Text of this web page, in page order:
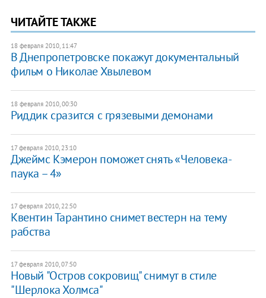
ЧИТАЙТЕ ТАКЖЕ
18 февраля 2010, 11:47
В Днепропетровске покажут документальный
фильм о Николае Хвылевом
18 февраля 2010, 00:30
Риддик сразится с грязевыми демонами
17 февраля 2010, 23:10
Джеймс Кэмерон поможет снять «Человека-
паука – 4»
17 февраля 2010, 22:50
Квентин Тарантино снимет вестерн на тему
рабства
17 февраля 2010, 07:50
Новый "Остров сокровищ" снимут в стиле
"Шерлока Холмса"